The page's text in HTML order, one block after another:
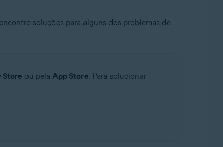
soluções para alguns dos problemas de
Store ou pela App Store. Para solucionar